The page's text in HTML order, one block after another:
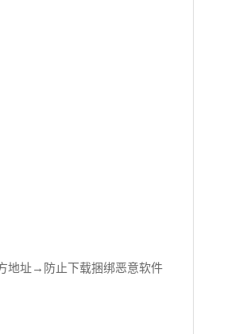
地址→防止下载捆绑恶意软件